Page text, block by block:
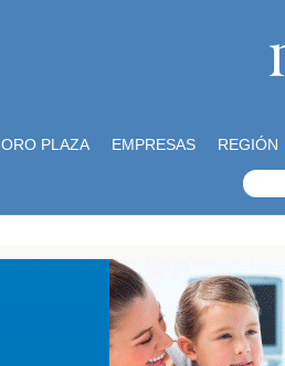
PLAZA EMPRESAS REGIÓN